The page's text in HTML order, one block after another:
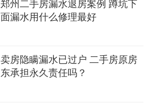
郑州二手房漏水退房案例 蹲坑下
面漏水用什么修理最好
卖房隐瞒漏水已过户 二手房原房
东承担永久责任吗？